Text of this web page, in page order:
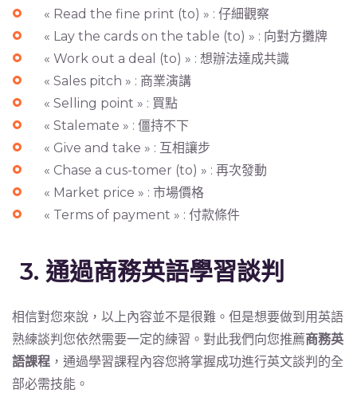
« Read the fine print (to) » : 仔細觀察
« Lay the cards on the table (to) » : 向對方攤牌
« Work out a deal (to) » : 想辦法達成共識
« Sales pitch » : 商業演講
« Selling point » : 買點
« Stalemate » : 僵持不下
« Give and take » : 互相讓步
« Chase a cus-tomer (to) » : 再次發動
« Market price » : 市場價格
« Terms of payment » : 付款條件
3. 通過商務英語學習談判
相信對您來說，以上內容並不是很難。但是想要做到用英語
熟練談判您依然需要一定的練習。對此我們向您推薦商務英
語課程 ，通過學習課程內容您將掌握成功進行英文談判的全
部必需技能。